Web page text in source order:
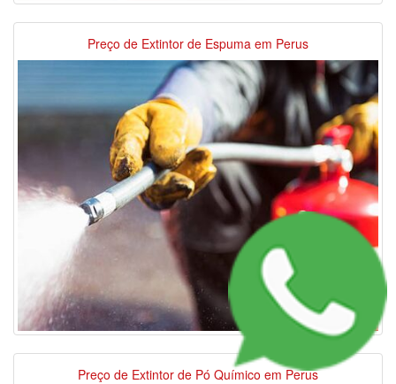
Preço de Extintor de Espuma em Perus
Preço de Extintor de Pó Químico em Perus